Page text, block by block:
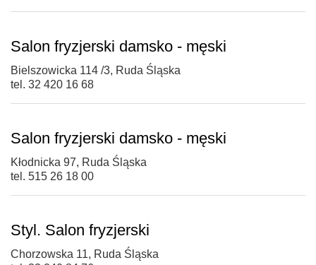
Salon fryzjerski damsko - męski
Bielszowicka 114 /3, Ruda Śląska
tel. 32 420 16 68
Salon fryzjerski damsko - męski
Kłodnicka 97, Ruda Śląska
tel. 515 26 18 00
Styl. Salon fryzjerski
Chorzowska 11, Ruda Śląska